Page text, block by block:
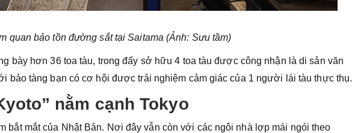
quan bảo tồn đường sắt tại Saitama (Ảnh: Sưu tầm)
bày hơn 36 toa tàu, trong đấy sở hữu 4 toa tàu được công nhận là di sản văn
bảo tàng bạn có cơ hội được trải nghiệm cảm giác của 1 người lái tàu thực thụ.
nằm cạnh Tokyo
bắt mắt của Nhật Bản. Nơi đây vẫn còn với các ngôi nhà lợp mái ngói theo